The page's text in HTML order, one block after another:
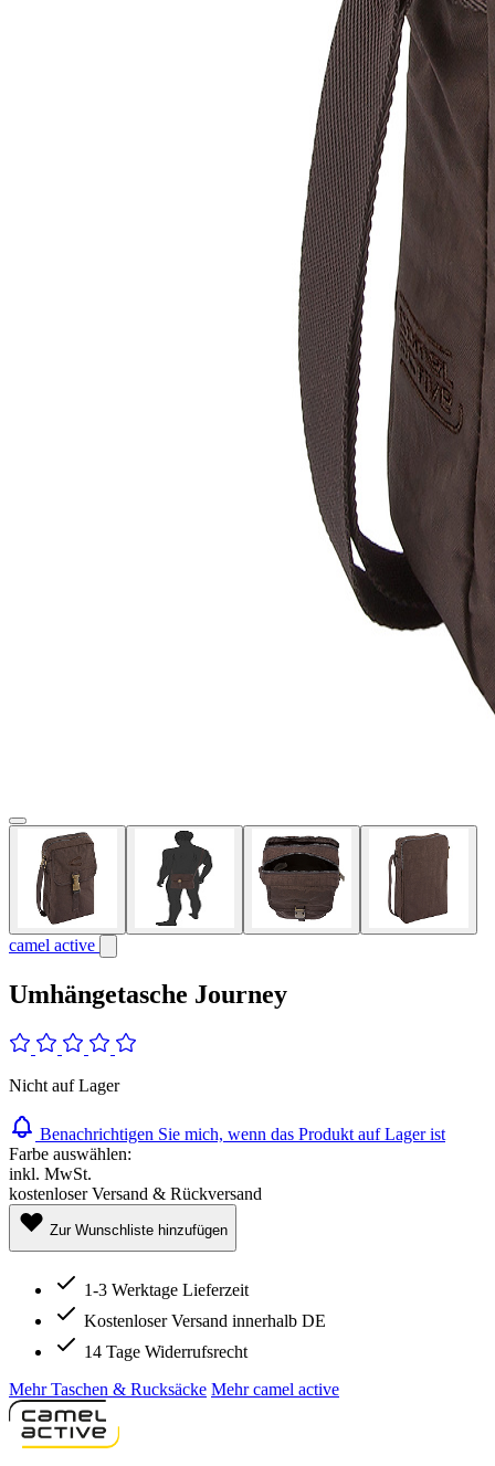
camel active
Umhängetasche Journey
Nicht auf Lager
Benachrichtigen Sie mich, wenn das Produkt auf Lager ist
Farbe auswählen:
inkl. MwSt.
kostenloser Versand & Rückversand
Zur Wunschliste hinzufügen
1-3 Werktage Lieferzeit
Kostenloser Versand innerhalb DE
14 Tage Widerrufsrecht
Mehr Taschen & Rucksäcke Mehr camel active